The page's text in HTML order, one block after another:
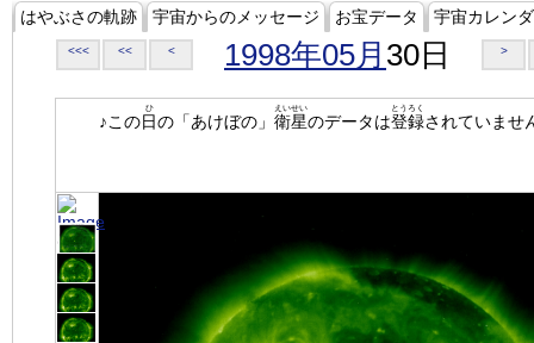
はやぶさの軌跡 宇宙からのメッセージ お宝データ 宇宙カレン
<<< << < 1998年05月 30日 >
♪この日
ひ
の「あけぼの」 衛星
えいせい
のデータは登録
とうろく
されていませ